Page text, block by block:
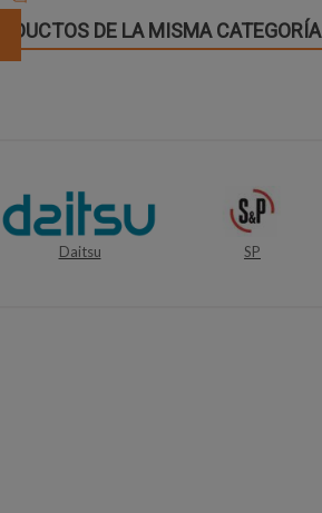
DE LA MISMA CATEGORÍA
SP One For All